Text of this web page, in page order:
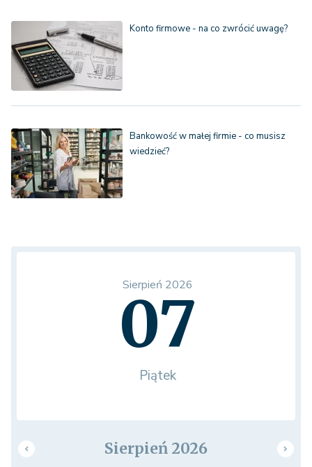
Konto firmowe - na co zwrócić uwagę?
Bankowość w małej firmie - co musisz
wiedzieć?
Sierpień 2026
07
Piątek
Sierpień 2026